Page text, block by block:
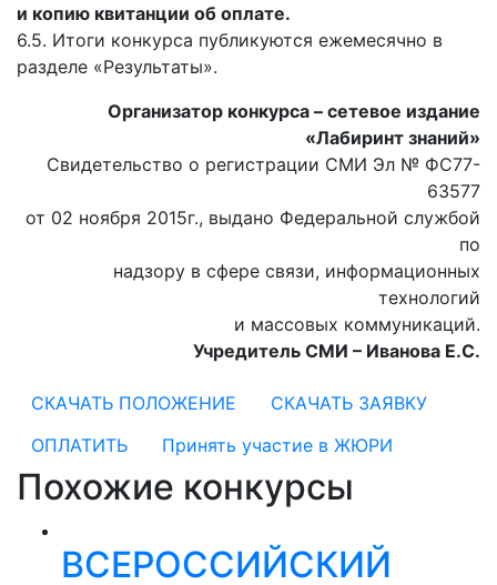
и копию квитанции об оплате.
6.5. Итоги конкурса публикуются ежемесячно в
разделе «Результаты».
Организатор конкурса – сетевое издание
«Лабиринт знаний»
Свидетельство о регистрации СМИ Эл № ФС77-
63577
от 02 ноября 2015г., выдано Федеральной службой
по
надзору в сфере связи, информационных
технологий
и массовых коммуникаций.
Учредитель СМИ – Иванова Е.С.
СКАЧАТЬ ПОЛОЖЕНИЕ
СКАЧАТЬ ЗАЯВКУ
ОПЛАТИТЬ
Принять участие в ЖЮРИ
Похожие конкурсы
ВСЕРОССИЙСКИЙ